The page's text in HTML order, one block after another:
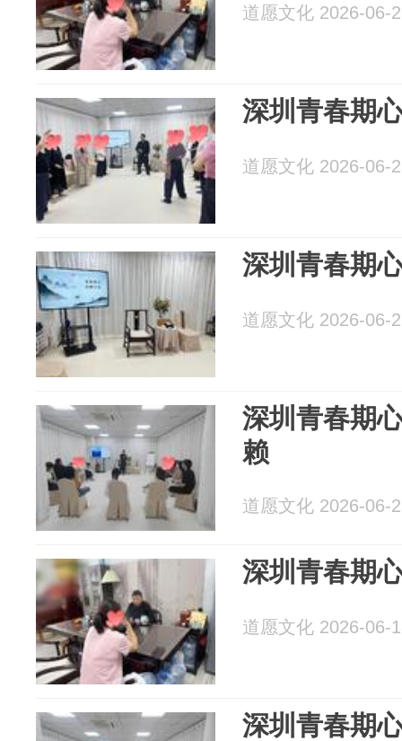
道愿文化 2026-06-
深圳青春期
道愿文化 2026-06-
深圳青春期
道愿文化 2026-06-
深圳青春期
赖
道愿文化 2026-06-
深圳青春期
道愿文化 2026-06-
深圳青春期